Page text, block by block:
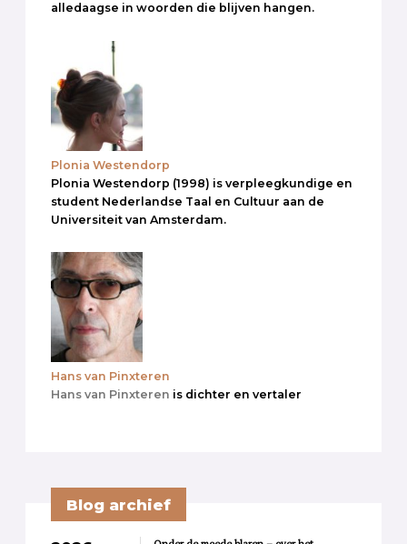
alledaagse in woorden die blijven hangen.
Plonia Westendorp
Plonia Westendorp (1998) is verpleegkundige en
student Nederlandse Taal en Cultuur aan de
Universiteit van Amsterdam.
Hans van Pinxteren
Hans van Pinxteren is dichter en vertaler
Blog archief